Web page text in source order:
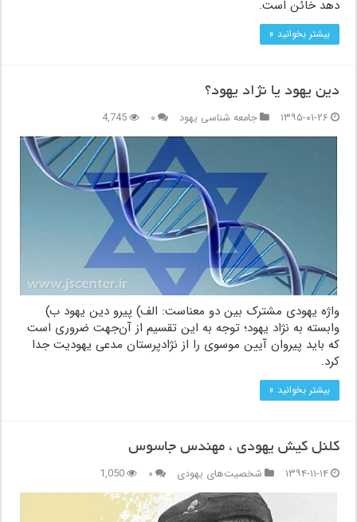
دهد خائن است.
بیشتر بخوانید »
دین یهود یا نژاد یهود؟
۱۳۹۵-۰۱-۲۶
جامعه شناسی یهود ۰ 4,745
واژه یهودی مشترک بین دو معناست: الف) پیرو دین یهود ب)
وابسته به نژاد یهود؛ توجه به این تقسیم از آن‌جهت ضروری است
که باید پیروان آیین موسوی را از نژادپرستان مدعی یهودیت جدا
کرد.
بیشتر بخوانید »
کلنل کیش یهودی ، مهندس جاسوس
۱۳۹۴-۱۱-۱۴
شخصیت‌های یهودی ۰ 1,050